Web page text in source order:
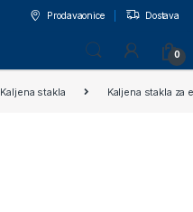
Prodavaonice Dostava
0
Kaljena stakla Kaljena stakla za